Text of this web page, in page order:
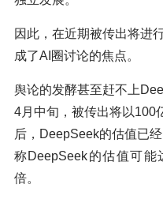
因此，在近期被传出将进
成了AI圈讨论的焦点。
舆论的发酵甚至赶不上
4月中旬，被传出将以100
后，DeepSeek的估值已
称DeepSeek的估值可
倍。